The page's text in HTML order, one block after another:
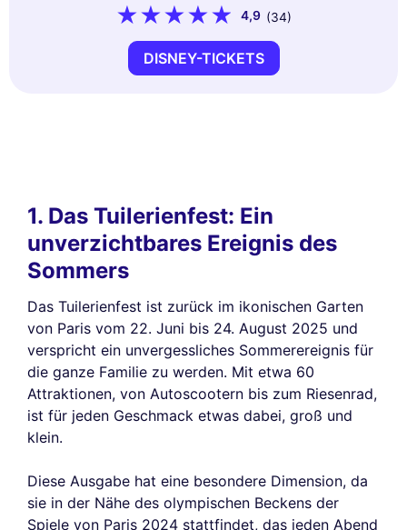
4,9 (34)
DISNEY-TICKETS
1. Das Tuilerienfest: Ein
unverzichtbares Ereignis des
Sommers
Das Tuilerienfest ist zurück im ikonischen Garten
von Paris vom 22. Juni bis 24. August 2025 und
verspricht ein unvergessliches Sommerereignis für
die ganze Familie zu werden. Mit etwa 60
Attraktionen, von Autoscootern bis zum Riesenrad,
ist für jeden Geschmack etwas dabei, groß und
klein.
Diese Ausgabe hat eine besondere Dimension, da
sie in der Nähe des olympischen Beckens der
Spiele von Paris 2024 stattfindet, das jeden Abend